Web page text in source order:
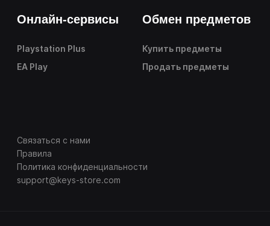
Онлайн-сервисы
Playstation Plus
EA Play
Обмен предметов
Купить предметы
Продать предметы
Связаться с нами
Правила
Политика конфиденциальности
support@keys-store.com